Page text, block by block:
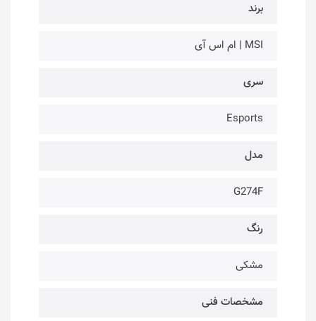
برند
MSI | ام اس آی
سری
Esports
مدل
G274F
رنگ
مشکی
مشخصات فنی